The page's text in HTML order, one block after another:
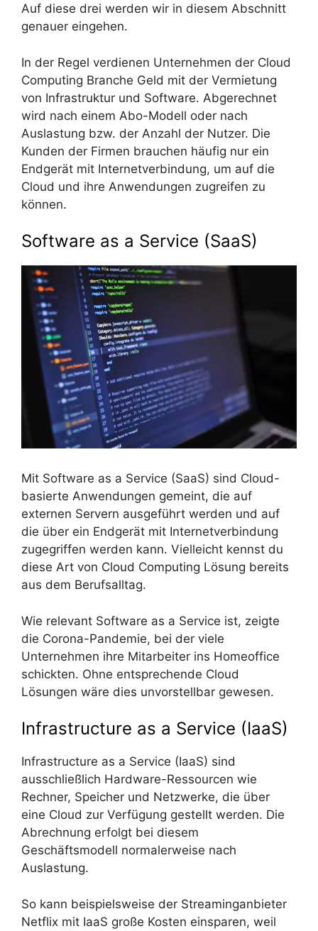
Auf diese drei werden wir in diesem Abschnitt
genauer eingehen.
In der Regel verdienen Unternehmen der Cloud
Computing Branche Geld mit der Vermietung
von Infrastruktur und Software. Abgerechnet
wird nach einem Abo-Modell oder nach
Auslastung bzw. der Anzahl der Nutzer. Die
Kunden der Firmen brauchen häufig nur ein
Endgerät mit Internetverbindung, um auf die
Cloud und ihre Anwendungen zugreifen zu
können.
Software as a Service (SaaS)
Mit Software as a Service (SaaS) sind Cloud-
basierte Anwendungen gemeint, die auf
externen Servern ausgeführt werden und auf
die über ein Endgerät mit Internetverbindung
zugegriffen werden kann. Vielleicht kennst du
diese Art von Cloud Computing Lösung bereits
aus dem Berufsalltag.
Wie relevant Software as a Service ist, zeigte
die Corona-Pandemie, bei der viele
Unternehmen ihre Mitarbeiter ins Homeoffice
schickten. Ohne entsprechende Cloud
Lösungen wäre dies unvorstellbar gewesen.
Infrastructure as a Service (IaaS)
Infrastructure as a Service (IaaS) sind
ausschließlich Hardware-Ressourcen wie
Rechner, Speicher und Netzwerke, die über
eine Cloud zur Verfügung gestellt werden. Die
Abrechnung erfolgt bei diesem
Geschäftsmodell normalerweise nach
Auslastung.
So kann beispielsweise der Streaminganbieter
Netflix mit IaaS große Kosten einsparen, weil